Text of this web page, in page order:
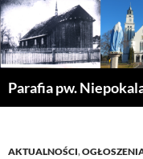
Parafia pw.
AKTUALNOŚCI,